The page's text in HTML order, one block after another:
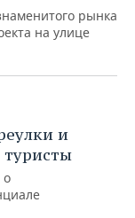
рынка
на улице
и
туристы
о